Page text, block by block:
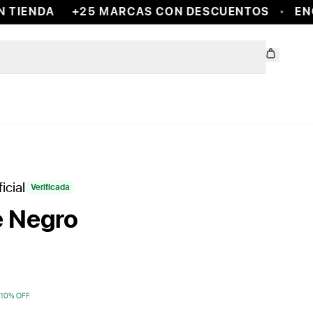
+25 MARCAS CON DESCUENTOS
Verificada
Negro
10% OFF